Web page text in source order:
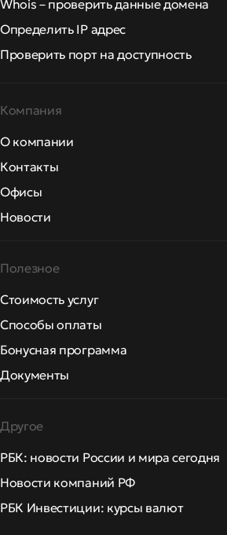
Whois – проверить данные домена
Определить IP адрес
Проверить порт на доступность
Компания
О компании
Контакты
Офисы
Новости
Полезное
Стоимость услуг
Способы оплаты
Бонусная программа
Документы
Другое
РБК: новости России и мира сегодня
Новости компаний РФ
РБК Инвестиции: курсы валют